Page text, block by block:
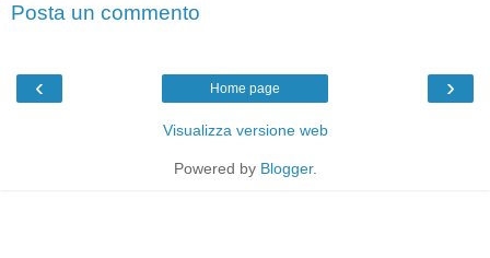
Posta un commento
‹ ›
Home page
Visualizza versione web
Powered by Blogger.